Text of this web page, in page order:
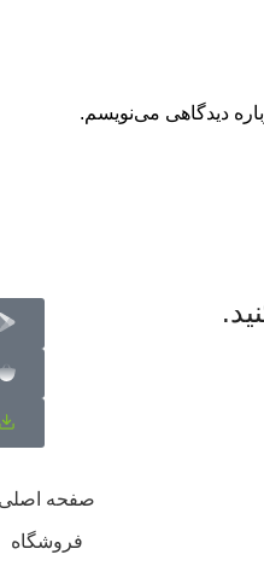
دیدگاهی می‌نویسم.
صفحه اصلی
فروشگاه